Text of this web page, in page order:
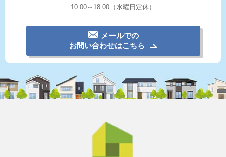
10:00～18:00（水曜日定休）
メールでの
お問い合わせはこちら